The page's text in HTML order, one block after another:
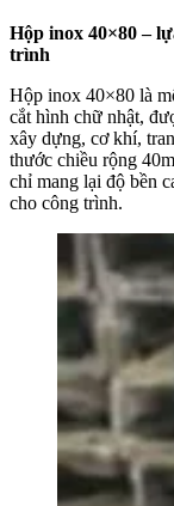
Hộp inox 40×80 –
trình
Hộp inox 40×80 là
cắt hình chữ nhật,
xây dựng, cơ khí,
thước chiều rộng
chỉ mang lại độ bền
cho công trình.